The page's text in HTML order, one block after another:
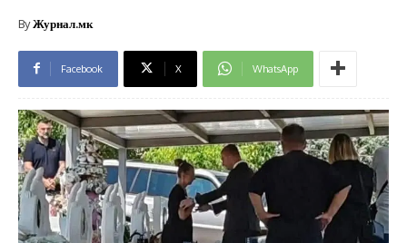
ByЖурнал.мк
Facebook X WhatsApp